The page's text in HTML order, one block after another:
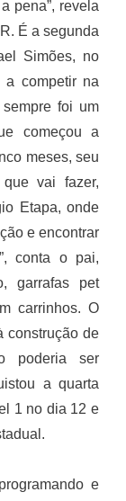
pena”, revela
É a segunda
Simões, no
a competir na
foi um
começou a
meses, seu
vai fazer,
Etapa, onde
e encontrar
conta o pai,
garrafas pet
carrinhos. O
construção de
poderia ser
a quarta
1 no dia 12 e
e